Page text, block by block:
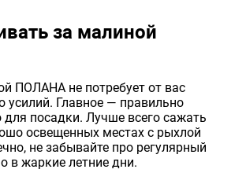
за малиной
ПОЛАНА не потребует от вас
усилий. Главное — правильно
посадки. Лучше всего сажать
освещенных местах с рыхлой
не забывайте про регулярный
в жаркие летние дни.